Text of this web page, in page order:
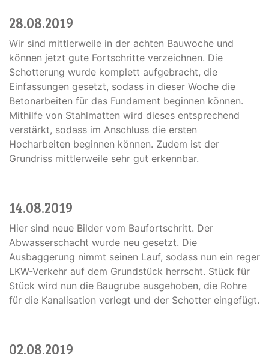
28.08.2019
Wir sind mittlerweile in der achten Bauwoche und
können jetzt gute Fortschritte verzeichnen. Die
Schotterung wurde komplett aufgebracht, die
Einfassungen gesetzt, sodass in dieser Woche die
Betonarbeiten für das Fundament beginnen können.
Mithilfe von Stahlmatten wird dieses entsprechend
verstärkt, sodass im Anschluss die ersten
Hocharbeiten beginnen können. Zudem ist der
Grundriss mittlerweile sehr gut erkennbar.
14.08.2019
Hier sind neue Bilder vom Baufortschritt. Der
Abwasserschacht wurde neu gesetzt. Die
Ausbaggerung nimmt seinen Lauf, sodass nun ein reger
LKW-Verkehr auf dem Grundstück herrscht. Stück für
Stück wird nun die Baugrube ausgehoben, die Rohre
für die Kanalisation verlegt und der Schotter eingefügt.
02.08.2019